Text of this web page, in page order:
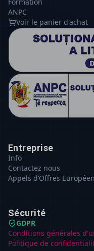
ANPC
Voir le panier d'achat
Entreprise
Info
Contactez nous
Appels d’Offres
Sécurité
GDPR
Conditions générales
Politique de